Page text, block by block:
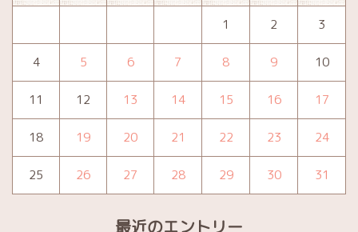
1 2 3
4 5 6 7 8 9 10
11 12 13 14 15 16 17
18 19 20 21 22 23 24
25 26 27 28 29 30 31
最近のエントリー